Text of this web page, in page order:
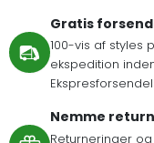
Gratis
100-vis af
ekspedition
Nemme
Returneringer